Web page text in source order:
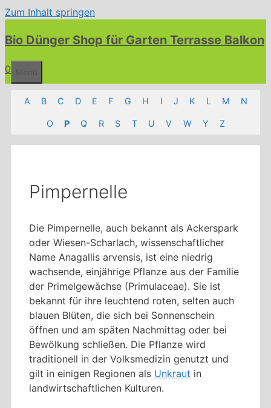
Zum Inhalt springen
Bio Dünger Shop für Garten Terrasse Balkon
0
A B C D E F G H I J K L M N
O P Q R S T U V W Y Z
Pimpernelle
Die Pimpernelle, auch bekannt als Ackerspark
oder Wiesen-Scharlach, wissenschaftlicher
Name Anagallis arvensis, ist eine niedrig
wachsende, einjährige Pflanze aus der Familie
der Primelgewächse (Primulaceae). Sie ist
bekannt für ihre leuchtend roten, selten auch
blauen Blüten, die sich bei Sonnenschein
öffnen und am späten Nachmittag oder bei
Bewölkung schließen. Die Pflanze wird
traditionell in der Volksmedizin genutzt und
gilt in einigen Regionen als Unkraut in
landwirtschaftlichen Kulturen.